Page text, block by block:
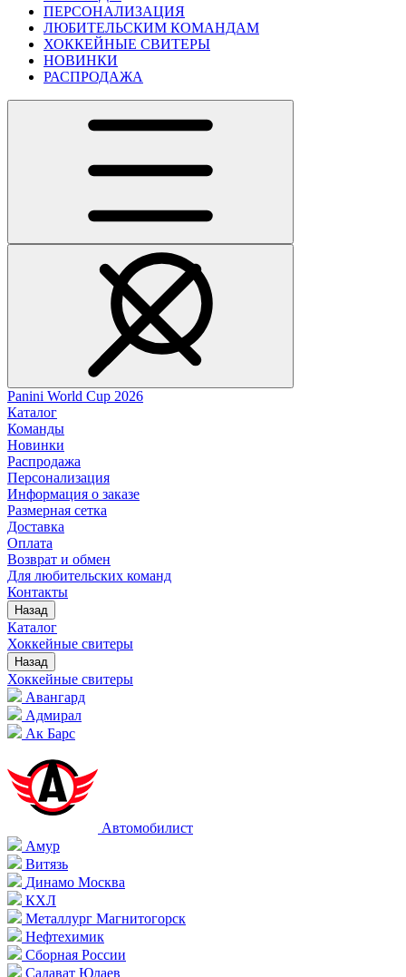
ПЕРСОНАЛИЗАЦИЯ
ЛЮБИТЕЛЬСКИМ КОМАНДАМ
ХОККЕЙНЫЕ СВИТЕРЫ
НОВИНКИ
РАСПРОДАЖА
Panini World Cup 2026
Каталог
Команды
Новинки
Распродажа
Персонализация
Информация о заказе
Размерная сетка
Доставка
Оплата
Возврат и обмен
Для любительских команд
Контакты
Назад
Каталог
Хоккейные свитеры
Назад
Хоккейные свитеры
Авангард
Адмирал
Ак Барс
Автомобилист
Амур
Витязь
Динамо Москва
КХЛ
Металлург Магнитогорск
Нефтехимик
Сборная России
Салават Юлаев